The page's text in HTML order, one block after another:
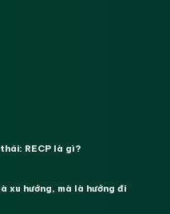
RECP là gì?
xu hướng, mà là hướng đi